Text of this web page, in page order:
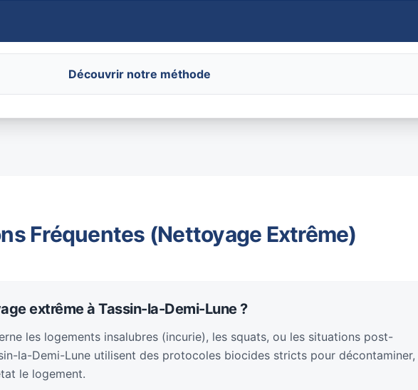
Découvrir notre méthode
Fréquentes (Nettoyage Extrême)
extrême à Tassin-la-Demi-Lune ?
les logements insalubres (incurie), les squats, ou les situations post-
la-Demi-Lune utilisent des protocoles biocides stricts pour décontaminer,
le logement.